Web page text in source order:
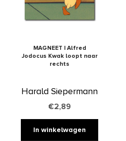
MAGNEET | Alfred
Jodocus Kwak loopt naar
rechts
Harald Siepermann
€2,89
In winkelwagen